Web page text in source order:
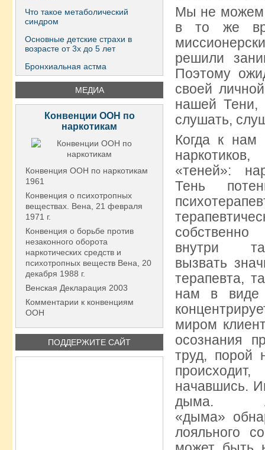
Что такое метаболический
синдром
Основные детские страхи в
возрасте от 3х до 5 лет
Бронхиальная астма
МЕДИА
Конвенции ООН по
наркотикам
Конвенция ООН по наркотикам
1961
Конвенция о психотропных
веществах. Вена, 21 февраля
1971 г.
Конвенция о борьбе против
незаконного оборота
наркотических средств и
психотропных веществ Вена, 20
декабря 1988 г.
Венская Декларация 2003
Комментарии к конвенциям
ООН
ПОДДЕРЖИТЕ САЙТ
Мы не можем
в то же
решили
Поэтому
своей
нашей Тени,
слушать,
Когда к нам
«теней»:
Тень
собственно
внутри
вызвать
терапевта,
нам в виде
миром
осознания
труд, порой
начавшись.
дыма.
«дыма»
лояльного